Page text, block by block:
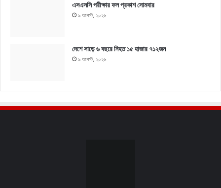
এসএসসি পরীক্ষার ফল প্রকাশ সোমবার
৯ আগস্ট, ২০২৬
দেশে সাড়ে ৬ বছরে নিহত ১৫ হাজার ৭১২জন
৯ আগস্ট, ২০২৬